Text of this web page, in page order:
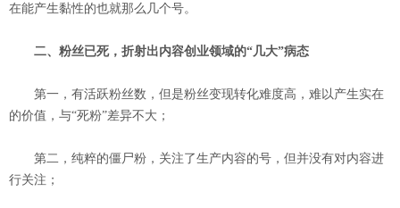
在能产生黏性的也就那么几个号。
二、粉丝已死，折射出内容创业领域的“几大”病态
第一，有活跃粉丝数，但是粉丝变现转化难度高，难以产生实在
的价值，与“死粉”差异不大；
第二，纯粹的僵尸粉，关注了生产内容的号，但并没有对内容进
行关注；